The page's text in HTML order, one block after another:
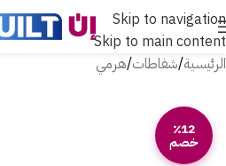
Skip to navigation
Skip to main content
الرئيسية/شفاطات/هرمي
٪12
خصم